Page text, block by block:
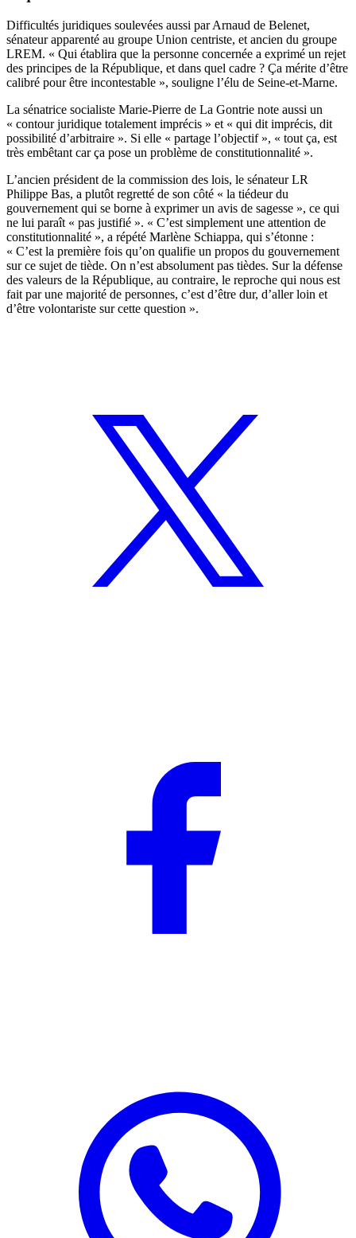
Difficultés juridiques soulevées aussi par Arnaud de Belenet,
sénateur apparenté au groupe Union centriste, et ancien du groupe
LREM. « Qui établira que la personne concernée a exprimé un rejet
des principes de la République, et dans quel cadre ? Ça mérite d’être
calibré pour être incontestable », souligne l’élu de Seine-et-Marne.
La sénatrice socialiste Marie-Pierre de La Gontrie note aussi un
« contour juridique totalement imprécis » et « qui dit imprécis, dit
possibilité d’arbitraire ». Si elle « partage l’objectif », « tout ça, est
très embêtant car ça pose un problème de constitutionnalité ».
L’ancien président de la commission des lois, le sénateur LR
Philippe Bas, a plutôt regretté de son côté « la tiédeur du
gouvernement qui se borne à exprimer un avis de sagesse », ce qui
ne lui paraît « pas justifié ». « C’est simplement une attention de
constitutionnalité », a répété Marlène Schiappa, qui s’étonne :
« C’est la première fois qu’on qualifie un propos du gouvernement
sur ce sujet de tiède. On n’est absolument pas tièdes. Sur la défense
des valeurs de la République, au contraire, le reproche qui nous est
fait par une majorité de personnes, c’est d’être dur, d’aller loin et
d’être volontariste sur cette question ».